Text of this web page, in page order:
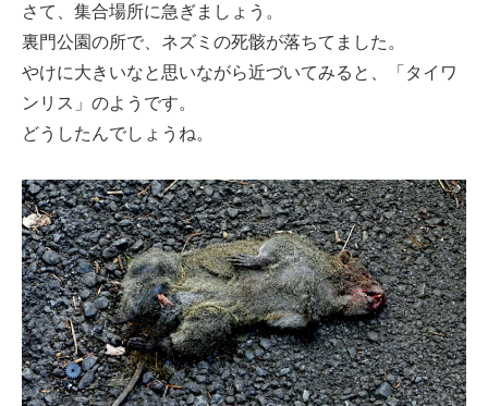
さて、集合場所に急ぎましょう。
裏門公園の所で、ネズミの死骸が落ちてました。
やけに大きいなと思いながら近づいてみると、「タイワ
ンリス」のようです。
どうしたんでしょうね。